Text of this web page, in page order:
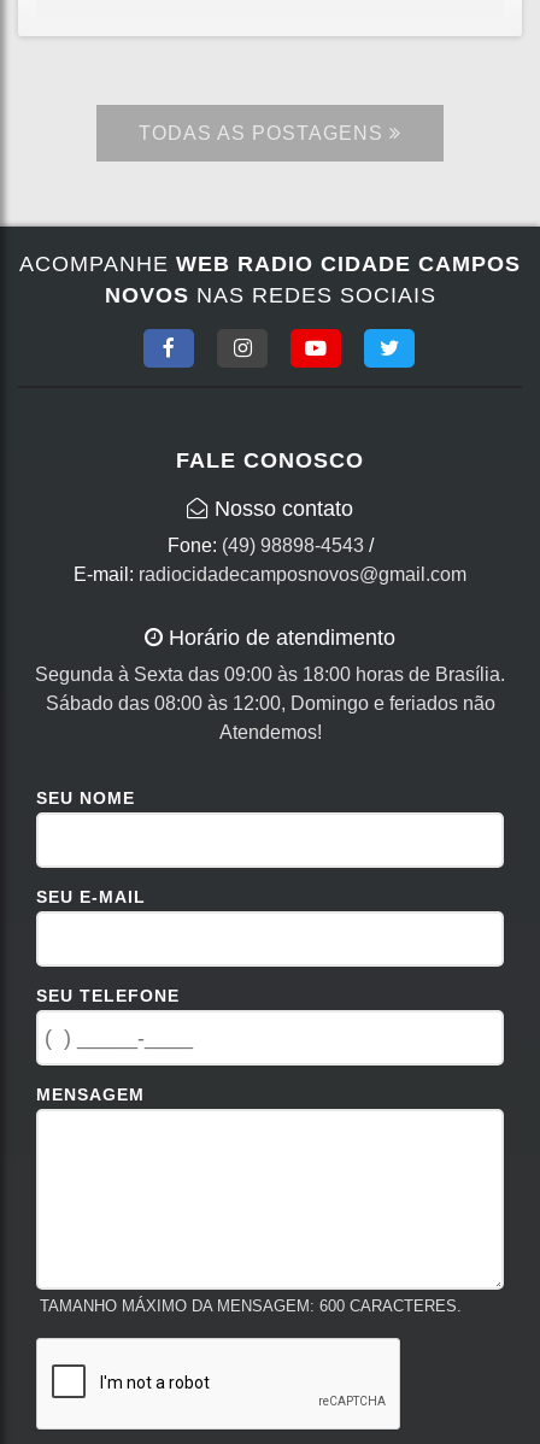
TODAS AS POSTAGENS
ACOMPANHE WEB RADIO CIDADE CAMPOS
NOVOS NAS REDES SOCIAIS
FALE CONOSCO
Nosso contato
Fone: (49) 98898-4543/
E-mail: radiocidadecamposnovos@gmail.com
Horário de atendimento
Segunda à Sexta das 09:00 às 18:00 horas de Brasília.
Sábado das 08:00 às 12:00, Domingo e feriados não
Atendemos!
SEU NOME
SEU E-MAIL
SEU TELEFONE
MENSAGEM
TAMANHO MÁXIMO DA MENSAGEM: 600 CARACTERES.